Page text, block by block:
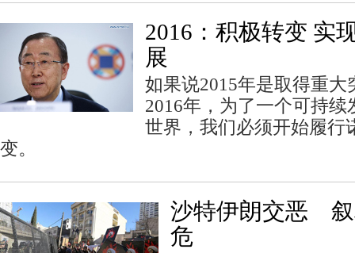
2016：积极转变 实
展
如果说2015年是取得重
2016年，为了一个可持
世界，我们必须开始履行
变。
沙特伊朗交恶 叙
危